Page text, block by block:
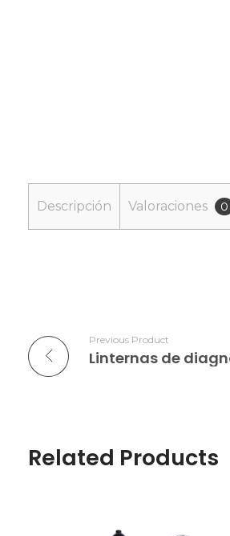
Descripción Valoraciones 0
Previous Product
Linternas de
Related Products